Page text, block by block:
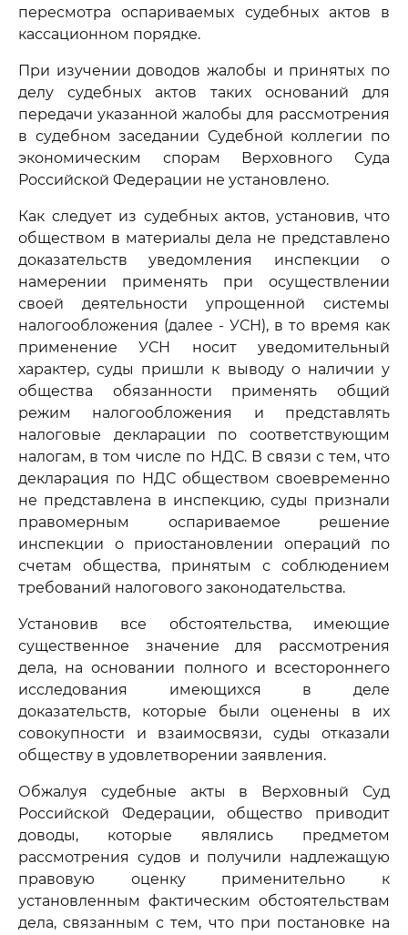
пересмотра оспариваемых судебных актов в
кассационном порядке.
При изучении доводов жалобы и принятых по
делу судебных актов таких оснований для
передачи указанной жалобы для рассмотрения
в судебном заседании Судебной коллегии по
экономическим спорам Верховного Суда
Российской Федерации не установлено.
Как следует из судебных актов, установив, что
обществом в материалы дела не представлено
доказательств уведомления инспекции о
намерении применять при осуществлении
своей деятельности упрощенной системы
налогообложения (далее - УСН), в то время как
применение УСН носит уведомительный
характер, суды пришли к выводу о наличии у
общества обязанности применять общий
режим налогообложения и представлять
налоговые декларации по соответствующим
налогам, в том числе по НДС. В связи с тем, что
декларация по НДС обществом своевременно
не представлена в инспекцию, суды признали
правомерным оспариваемое решение
инспекции о приостановлении операций по
счетам общества, принятым с соблюдением
требований налогового законодательства.
Установив все обстоятельства, имеющие
существенное значение для рассмотрения
дела, на основании полного и всестороннего
исследования имеющихся в деле
доказательств, которые были оценены в их
совокупности и взаимосвязи, суды отказали
обществу в удовлетворении заявления.
Обжалуя судебные акты в Верховный Суд
Российской Федерации, общество приводит
доводы, которые являлись предметом
рассмотрения судов и получили надлежащую
правовую оценку применительно к
установленным фактическим обстоятельствам
дела, связанным с тем, что при постановке на